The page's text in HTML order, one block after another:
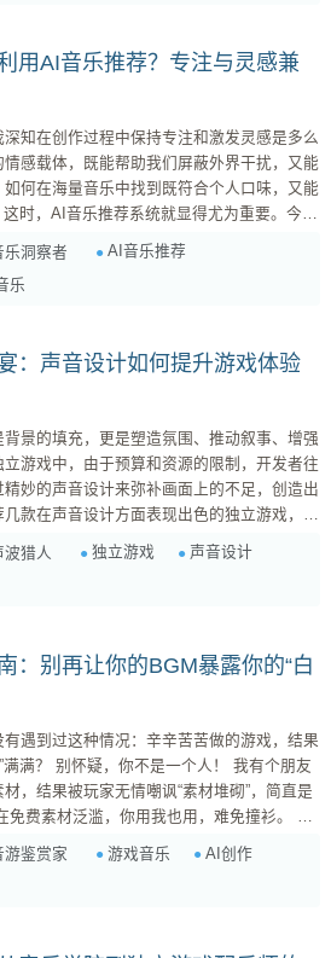
用AI音乐推荐？专注与灵感兼
知在创作过程中保持专注和激发灵感是多么
感载体，既能帮助我们屏蔽外界干扰，又能
何在海量音乐中找到既符合个人口味，又能
这时，AI音乐推荐系统就显得尤为重要。今
解，深入探讨如何设计一个既能满足专注需
推荐系统，希望能给各位同行带来一些启
乐洞察者
AI音乐推荐
乐
：声音设计如何提升游戏体验
景的填充，更是塑造氛围、推动叙事、增强
游戏中，由于预算和资源的限制，开发者往
妙的声音设计来弥补画面上的不足，创造出
款在声音设计方面表现出色的独立游戏，并
验和叙事效果的。 《GRIS》：无字
和动人的音乐著称，但其声音设计同样功不
波猎人 独立游戏
声音设计
：别再让你的BGM暴露你的“白
遇到过这种情况：辛辛苦苦做的游戏，结果
满满？ 别怀疑，你不是一个人！ 我有个朋友
，结果被玩家无情嘲讽“素材堆砌”，简直是
算有限的独立游
质量的同时，避免“廉价感”和“大众脸”呢？
游鉴赏家 游戏音乐
AI创作